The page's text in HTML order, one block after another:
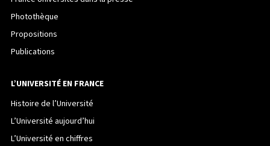
Photothèque
Propositions
Publications
L’UNIVERSITÉ EN FRANCE
Histoire de l’Université
L’Université aujourd’hui
L’Université en chiffres